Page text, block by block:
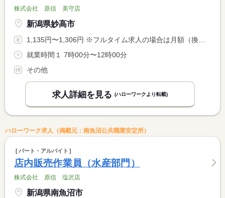
株式会社 原信 美守店
新潟県妙高市
1,135円〜1,306円 ※フルタイム求人の場合は月額（換算額）、パート求人の場合は時間額を表示しています。
就業時間１ 7時00分〜12時00分
その他
求人詳細を見る (ハローワークより転載)
ハローワーク求人（掲載元：南魚沼公共職業安定所）
パート・アルバイト
店内販売作業員（水産部門）
株式会社 原信 塩沢店
新潟県南魚沼市